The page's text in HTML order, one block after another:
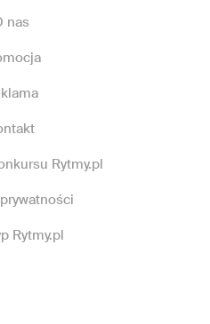
nas
Rytmy.pl
Rytmy.pl